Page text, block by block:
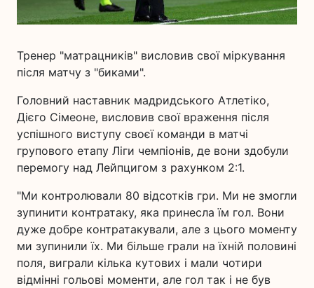
Тренер "матрацників" висловив свої міркування
після матчу з "биками".
Головний наставник мадридського Атлетіко,
Дієго Сімеоне, висловив свої враження після
успішного виступу своєї команди в матчі
групового етапу Ліги чемпіонів, де вони здобули
перемогу над Лейпцигом з рахунком 2:1.
"Ми контролювали 80 відсотків гри. Ми не змогли
зупинити контратаку, яка принесла їм гол. Вони
дуже добре контратакували, але з цього моменту
ми зупинили їх. Ми більше грали на їхній половині
поля, виграли кілька кутових і мали чотири
відмінні гольові моменти, але гол так і не був